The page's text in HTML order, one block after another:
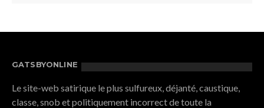
GATSBYONLINE
Le site-web satirique le plus sulfureux, déjanté, caustique,
classe, snob et politiquement incorrect de toute la